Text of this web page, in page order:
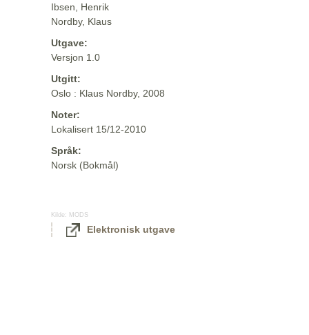
Ibsen, Henrik
Nordby, Klaus
Utgave:
Versjon 1.0
Utgitt:
Oslo : Klaus Nordby, 2008
Noter:
Lokalisert 15/12-2010
Språk:
Norsk (Bokmål)
Kilde: MODS
Elektronisk utgave